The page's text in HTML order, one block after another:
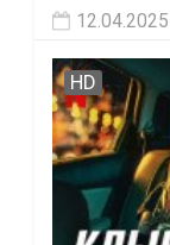
12.04.2025
HD